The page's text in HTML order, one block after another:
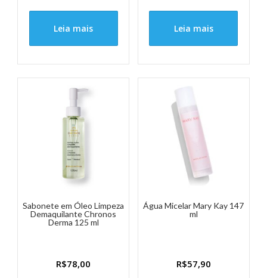
Leia mais Leia mais
Sabonete em Óleo Limpeza
Demaquilante Chronos
Derma 125 ml
R$78,00
Água Micelar Mary Kay 147
ml
R$57,90